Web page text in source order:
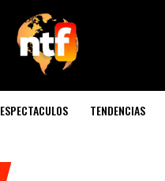
ESPECTACULOS TENDENCIAS